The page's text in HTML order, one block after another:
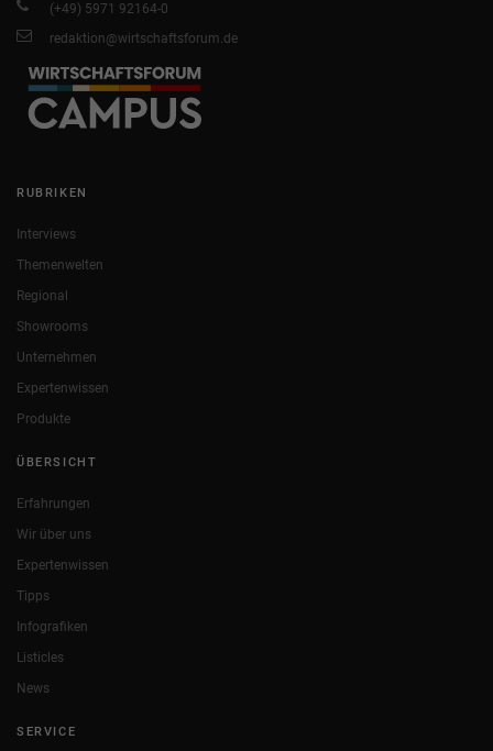
(+49) 5971 92164-0
redaktion@wirtschaftsforum.de
RUBRIKEN
Interviews
Themenwelten
Regional
Showrooms
Unternehmen
Expertenwissen
Produkte
ÜBERSICHT
Erfahrungen
Wir über uns
Expertenwissen
Tipps
Infografiken
Listicles
News
SERVICE